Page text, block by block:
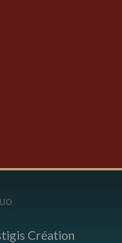
Création